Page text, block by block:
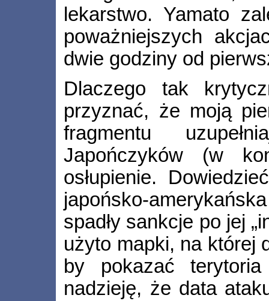
lekarstwo. Yamato
poważniejszych
dwie godziny od
Dlaczego tak
przyznać, że moją
fragmentu
Japończyków (w
osłupienie.
japońsko-
spadły sankcje po jej
użyto mapki, na której
by pokazać
nadzieję, że data